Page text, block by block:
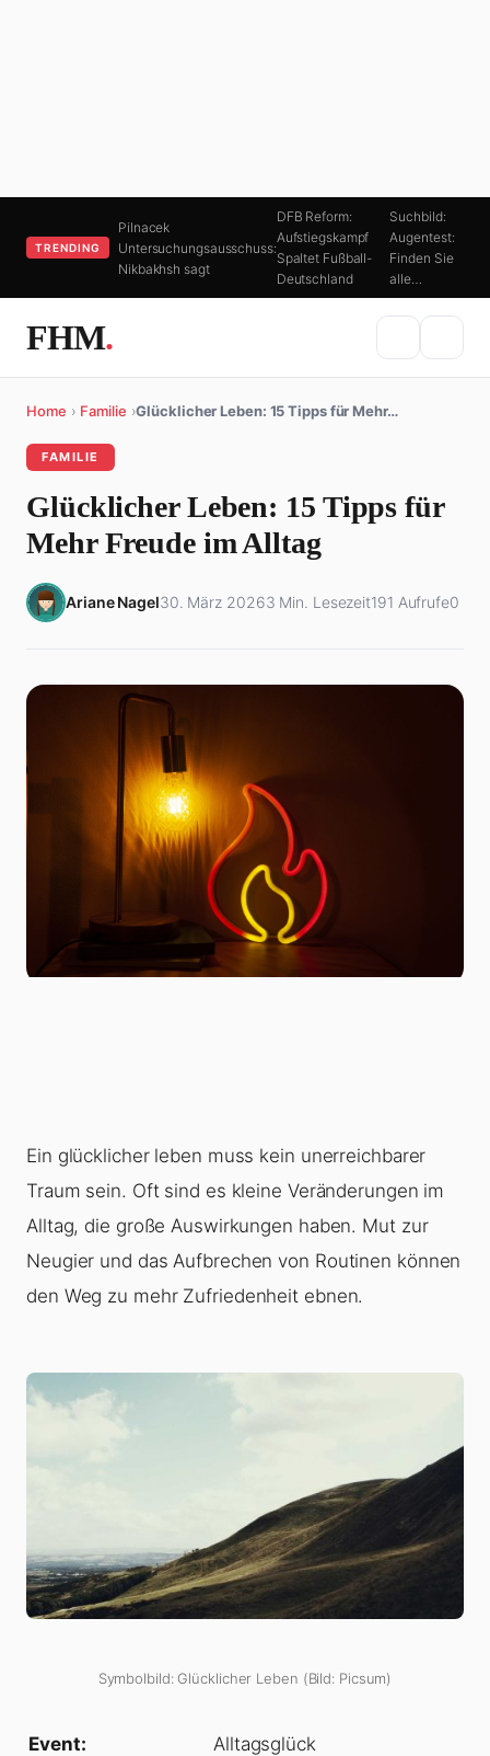
TRENDING
Pilnacek
Untersuchungsausschuss:
Nikbakhsh sagt
DFB Reform:
Aufstiegskampf
Spaltet Fußball-
Deutschland
Suchbild:
Augentest:
Finden Sie
alle…
FHM.
Home › Familie ›Glücklicher Leben: 15 Tipps für Mehr…
FAMILIE
Glücklicher Leben: 15 Tipps für
Mehr Freude im Alltag
Ariane Nagel30. März 20263 Min. Lesezeit191 Aufrufe0
Ein glücklicher leben muss kein unerreichbarer
Traum sein. Oft sind es kleine Veränderungen im
Alltag, die große Auswirkungen haben. Mut zur
Neugier und das Aufbrechen von Routinen können
den Weg zu mehr Zufriedenheit ebnen.
Symbolbild: Glücklicher Leben (Bild: Picsum)
Event: Alltagsglück